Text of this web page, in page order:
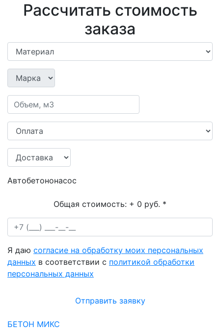
Рассчитать стоимость
заказа
Автобетононасос
Общая стоимость: + 0 руб. *
Я даю согласие на обработку моих персональных
данных в соответствии с политикой обработки
персональных данных
Отправить заявку
БЕТОН МИКС